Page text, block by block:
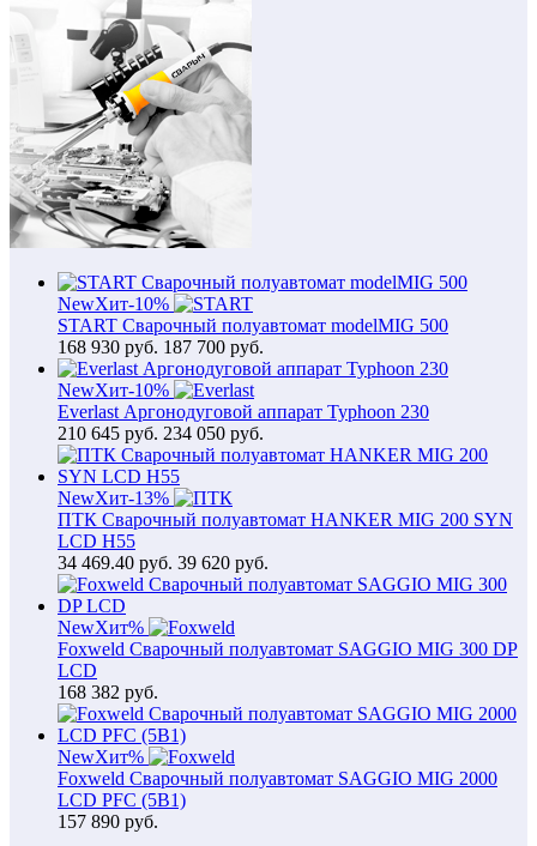
NewХит-10%
START Сварочный полуавтомат modelMIG 500
168 930 руб. 187 700 руб.
NewХит-10%
Everlast Аргонодуговой аппарат Typhoon 230
210 645 руб. 234 050 руб.
NewХит-13%
ПТК Сварочный полуавтомат HANKER MIG 200 SYN
LCD H55
34 469.40 руб. 39 620 руб.
NewХит%
Foxweld Сварочный полуавтомат SAGGIO MIG 300 DP
LCD
168 382 руб.
NewХит%
Foxweld Сварочный полуавтомат SAGGIO MIG 2000
LCD PFC (5В1)
157 890 руб.